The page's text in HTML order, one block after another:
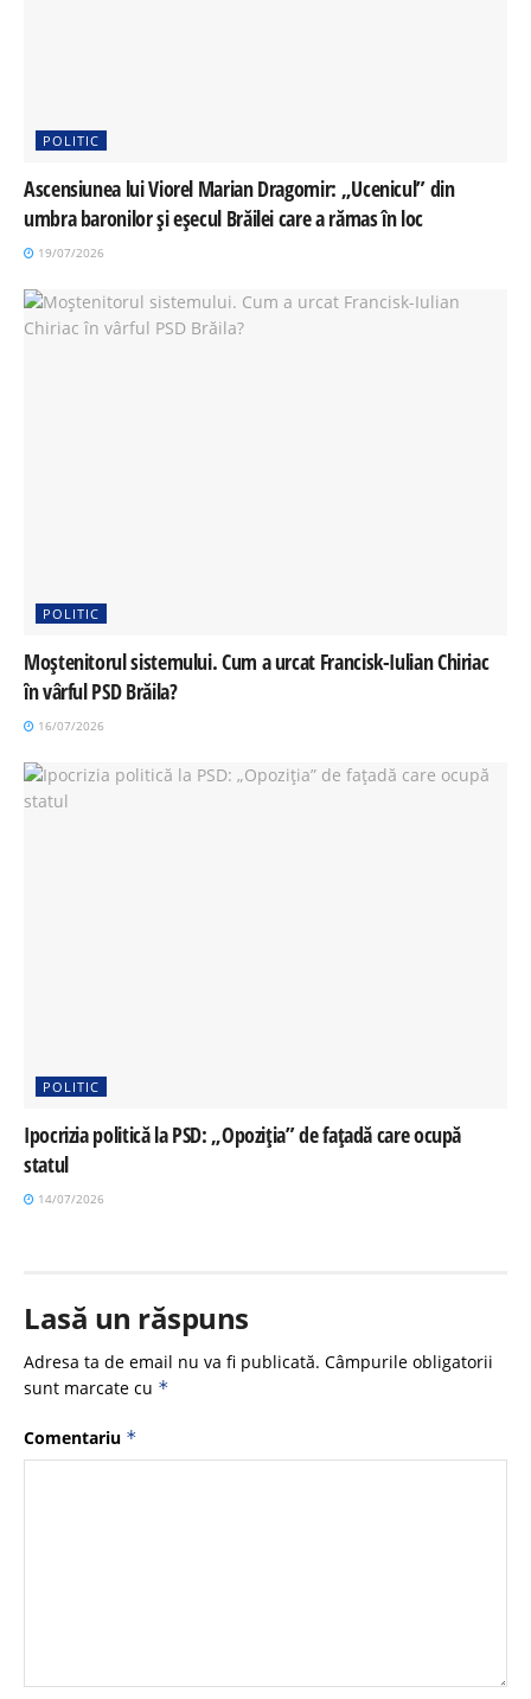
POLITIC
Ascensiunea lui Viorel Marian Dragomir: „Ucenicul” din
umbra baronilor și eșecul Brăilei care a rămas în loc
19/07/2026
POLITIC
Moștenitorul sistemului. Cum a urcat Francisk-Iulian Chiriac
în vârful PSD Brăila?
16/07/2026
POLITIC
Ipocrizia politică la PSD: „Opoziția” de fațadă care ocupă
statul
14/07/2026
Lasă un răspuns
Adresa ta de email nu va fi publicată. Câmpurile obligatorii
sunt marcate cu *
Comentariu *